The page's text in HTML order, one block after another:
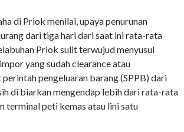
di Priok menilai, upaya penurunan
dari tiga hari dari saat ini rata-rata
Priok sulit terwujud menyusul
yang sudah clearance atau
pengeluaran barang (SPPB) dari
di biarkan mengendap lebih dari rata-rata
terminal peti kemas atau lini satu